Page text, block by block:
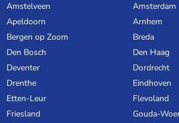
Amstelveen
Amsterdam
Apeldoorn
Arnhem
Bergen op Zoom
Breda
Den Bosch
Den Haag
Deventer
Dordrecht
Drenthe
Eindhoven
Etten-Leur
Flevoland
Friesland
Gouda-